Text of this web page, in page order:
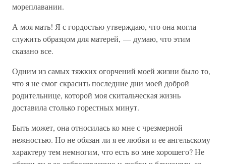
мореплавании.
А моя мать! Я с гордостью утверждаю, что она могла
служить образцом для матерей, — думаю, что этим
сказано все.
Одним из самых тяжких огорчений моей жизни было то,
что я не смог скрасить последние дни моей доброй
родительнице, которой моя скитальческая жизнь
доставила столько горестных минут.
Быть может, она относилась ко мне с чрезмерной
нежностью. Но не обязан ли я ее любви и ее ангельскому
характеру тем немногим, что есть во мне хорошего? Не